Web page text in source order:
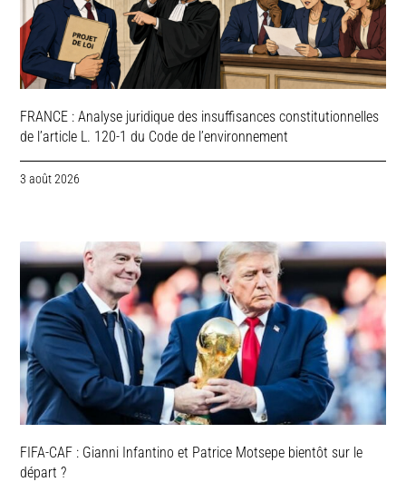
FRANCE : Analyse juridique des insuffisances constitutionnelles
de l’article L. 120-1 du Code de l’environnement
3 août 2026
FIFA-CAF : Gianni Infantino et Patrice Motsepe bientôt sur le
départ ?